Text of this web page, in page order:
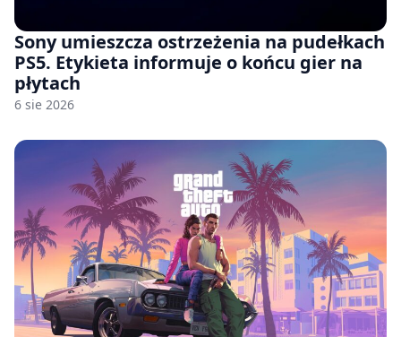
Sony umieszcza ostrzeżenia na pudełkach
PS5. Etykieta informuje o końcu gier na
płytach
6 sie 2026